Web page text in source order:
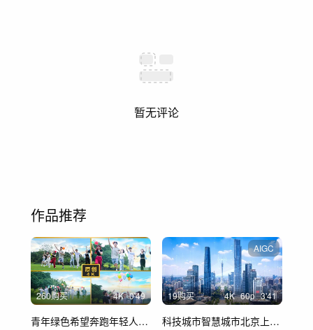
暂无评论
作品推荐
260购买 4K 0'49
青年绿色希望奔跑年轻人梦想逐梦人才活力
AIGC
19购买 4K 60p 3'41
科技城市智慧城市北京上海广州深圳